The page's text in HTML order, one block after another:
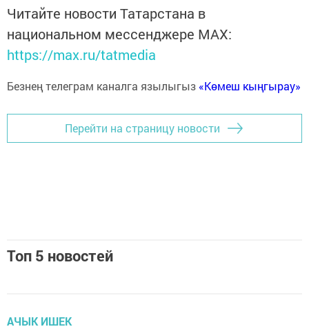
Читайте новости Татарстана в
национальном мессенджере MАХ:
https://max.ru/tatmedia
Безнең телеграм каналга язылыгыз «Көмеш кыңгырау»
Перейти на страницу новости
Топ 5 новостей
АЧЫК ИШЕК